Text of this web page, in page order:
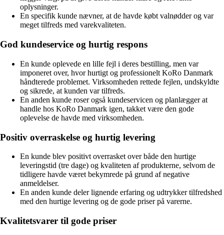
oplysninger.
En specifik kunde nævner, at de havde købt valnødder og var
meget tilfreds med varekvaliteten.
God kundeservice og hurtig respons
En kunde oplevede en lille fejl i deres bestilling, men var
imponeret over, hvor hurtigt og professionelt KoRo Danmark
håndterede problemet. Virksomheden rettede fejlen, undskyldte
og sikrede, at kunden var tilfreds.
En anden kunde roser også kundeservicen og planlægger at
handle hos KoRo Danmark igen, takket være den gode
oplevelse de havde med virksomheden.
Positiv overraskelse og hurtig levering
En kunde blev positivt overrasket over både den hurtige
leveringstid (tre dage) og kvaliteten af ​​produkterne, selvom de
tidligere havde været bekymrede på grund af negative
anmeldelser.
En anden kunde deler lignende erfaring og udtrykker tilfredshed
med den hurtige levering og de gode priser på varerne.
Kvalitetsvarer til gode priser